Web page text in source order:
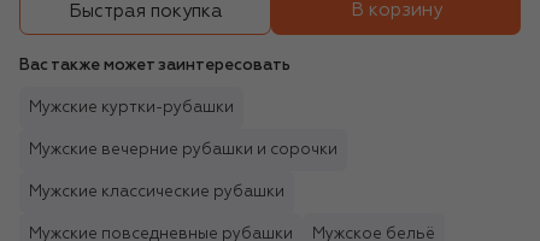
Быстрая покупка В корзину
Вас также может заинтересовать
Мужские куртки-рубашки
Мужские вечерние рубашки и сорочки
Мужские классические рубашки
Мужские повседневные рубашки Мужское бельё